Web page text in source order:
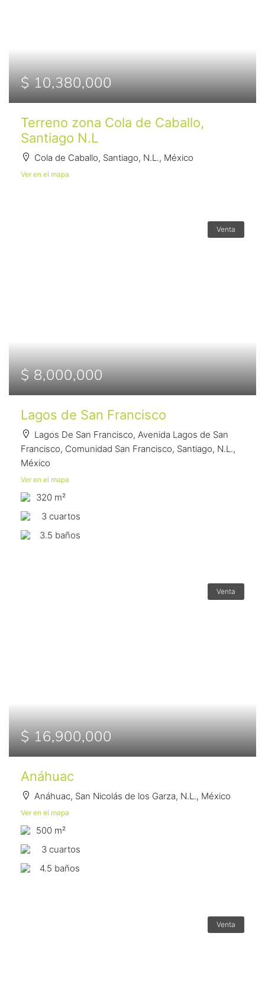
$ 10,380,000
Terreno zona Cola de Caballo,
Santiago N.L
Cola de Caballo, Santiago, N.L., México
Ver en el mapa
Venta
$ 8,000,000
Lagos de San Francisco
Lagos De San Francisco, Avenida Lagos de San
Francisco, Comunidad San Francisco, Santiago, N.L.,
México
Ver en el mapa
320 m²
3 сuartos
3.5 baños
Venta
$ 16,900,000
Anáhuac
Anáhuac, San Nicolás de los Garza, N.L., México
Ver en el mapa
500 m²
3 сuartos
4.5 baños
Venta